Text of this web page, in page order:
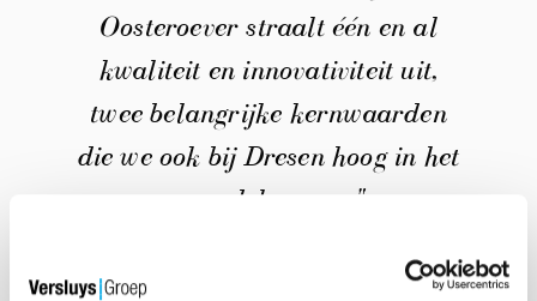
Oosteroever straalt één en al
kwaliteit en innovativiteit uit,
twee belangrijke kernwaarden
die we ook bij Dresen hoog in het
vaandel voeren "